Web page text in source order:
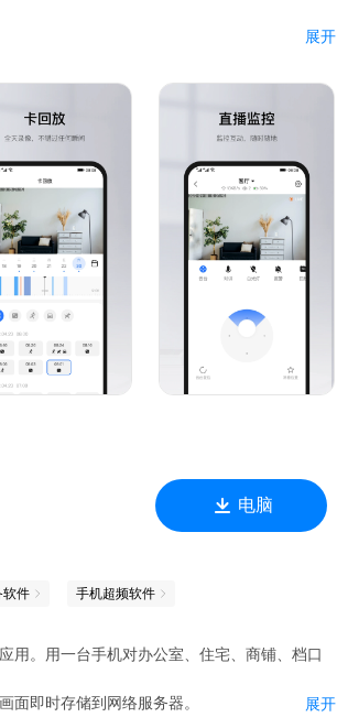
仿佛近在咫尺；
传感器。发现异常动态时消息、邮件推送，及
镜头，收藏精彩瞬间。
展开
电脑
软件 手机超频软件
用。用一台手机对办公室、住宅、商铺、档口
面即时存储到网络服务器。
展开